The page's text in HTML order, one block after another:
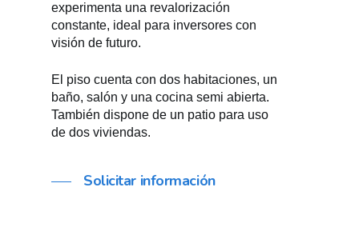
experimenta una revalorización
constante, ideal para inversores con
visión de futuro.
El piso cuenta con dos habitaciones, un
baño, salón y una cocina semi abierta.
También dispone de un patio para uso
de dos viviendas.
Solicitar información